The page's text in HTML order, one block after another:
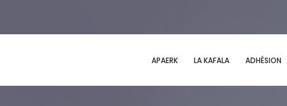
APAERK LA KAFALA ADHÉSION